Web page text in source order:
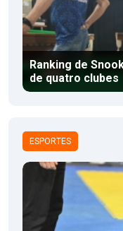
Ranking de
de quatro clubes
ESPORTES